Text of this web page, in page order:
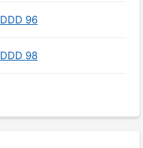
DDD 96
DDD 98